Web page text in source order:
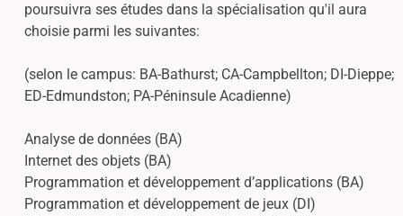
poursuivra ses études dans la spécialisation qu'il aura
choisie parmi les suivantes:
(selon le campus: BA-Bathurst; CA-Campbellton; DI-Dieppe;
ED-Edmundston; PA-Péninsule Acadienne)
Analyse de données (BA)
Internet des objets (BA)
Programmation et développement d’applications (BA)
Programmation et développement de jeux (DI)